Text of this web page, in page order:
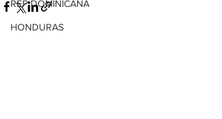
REP DOMINICANA
HONDURAS